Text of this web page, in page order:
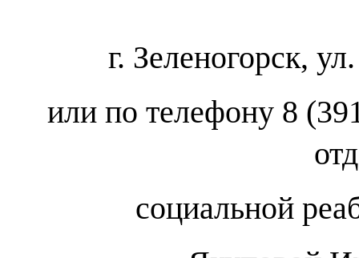
г. Зеленогорск,
или по телефону 8
социальной